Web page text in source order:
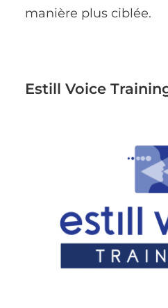
manière plus ciblée.
Estill Voice